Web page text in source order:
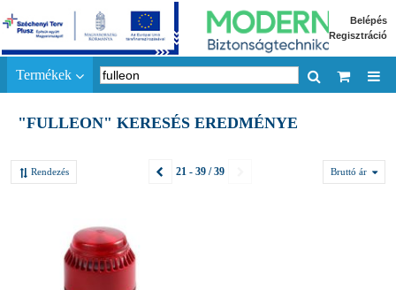
Belépés
Regisztráció
Termékek
"FULLEON" KERESÉS EREDMÉNYE
Rendezés 21 - 39 / 39 Bruttó ár